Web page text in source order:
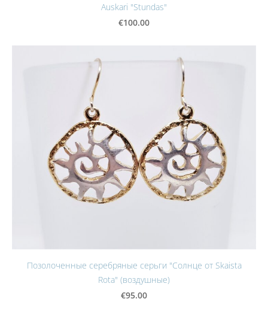
Auskari "Stundas"
€100.00
Позолоченные серебряные серьги "Солнце от Skaista
Rota" (воздушные)
€95.00